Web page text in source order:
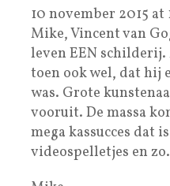
10 november 2015 at
Mike, Vincent van
leven EEN schilderij.
toen ook wel, dat hij
was. Grote
vooruit. De massa
mega kassucces dat
videospelletjes en